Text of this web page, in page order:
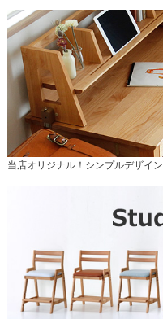
当店オリジナル！シンプルデザイ